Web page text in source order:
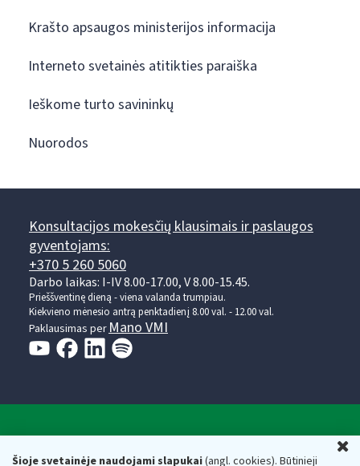
Šioje svetainėje naudojami slapukai(angl. cookies). Būtinieji
Krašto apsaugos ministerijos informacija
Interneto svetainės atitikties paraiška
Ieškome turto savininkų
Nuorodos
Konsultacijos mokesčių klausimais ir paslaugos
gyventojams:
+370 5 260 5060
Darbo laikas: I-IV 8.00-17.00, V 8.00-15.45.
Prieššventinę dieną - viena valanda trumpiau.
Kiekvieno mėnesio antrą penktadienį 8.00 val. - 12.00 val.
Paklausimas per Mano VMI
Respublikos finansų ministerijos